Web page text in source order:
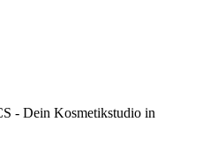
- Dein Kosmetikstudio in